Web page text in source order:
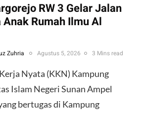
RW 3 Gelar Jalan
Rumah Ilmu Al
Zuhria Agustus 5, 2026 3 Mins read
Nyata (KKN) Kampung
Islam Negeri Sunan Ampel
bertugas di Kampung